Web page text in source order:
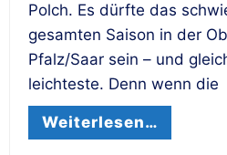
Polch. Es dürfte das
gesamten Saison in der
Pfalz/Saar sein – und
leichteste. Denn wenn die
Weiterlesen…